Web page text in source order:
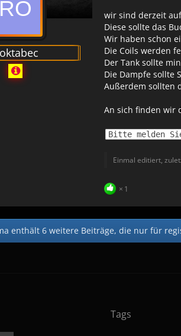
wir sind derzeit
Diese sollte das
Wir haben schon
Die Coils werden
Der Tank sollte
Die Dampfe sollte
Außerdem sollten
An sich finden wir
Bitte melden
Einmal editiert,
1
enthält 6 weitere Beiträge, die nur für
Tags